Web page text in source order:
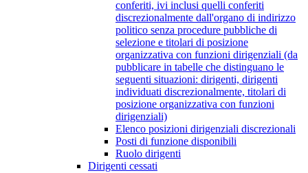
conferiti, ivi inclusi quelli conferiti
discrezionalmente dall'organo di indirizzo
politico senza procedure pubbliche di
selezione e titolari di posizione
organizzativa con funzioni dirigenziali (da
pubblicare in tabelle che distinguano le
seguenti situazioni: dirigenti, dirigenti
individuati discrezionalmente, titolari di
posizione organizzativa con funzioni
dirigenziali)
Elenco posizioni dirigenziali discrezionali
Posti di funzione disponibili
Ruolo dirigenti
Dirigenti cessati